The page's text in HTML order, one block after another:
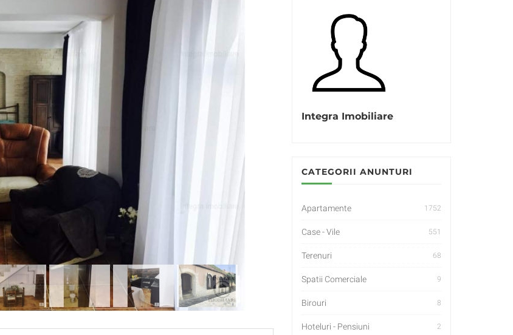
Integra Imobiliare
CATEGORII ANUNTURI
Apartamente 1752
Case - Vile 551
Terenuri 68
Spatii Comerciale 9
Birouri 8
Hoteluri - Pensiuni 2